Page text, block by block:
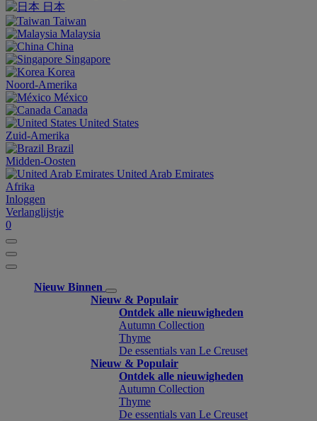
日本
Taiwan
Malaysia
China
Singapore
Korea
Noord-Amerika
México
Canada
United States
Zuid-Amerika
Brazil
Midden-Oosten
United Arab Emirates
Afrika
Inloggen
Verlanglijstje
0
Nieuw Binnen
Nieuw & Populair
Ontdek alle nieuwigheden
Autumn Collection
Thyme
De essentials van Le Creuset
Nieuw & Populair
Ontdek alle nieuwigheden
Autumn Collection
Thyme
De essentials van Le Creuset